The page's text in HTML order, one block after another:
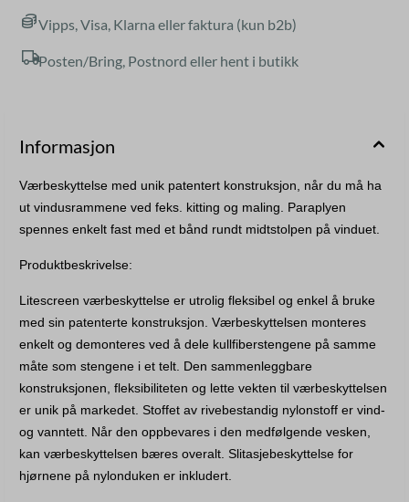
cm eller Litescreen kit 215 x 280 cm . Stoff : Rivefast nylon (160
gr/m2) Yttermål :160x210 cm Rek. ytre mål vindusramme 150x200
cm Vekt: 2 kg Dette medfølger: 190 Litescreen Produktark 4
kullfiberstenger DAC DA17 4 gummiføtter 4 slitasjebeskyttere 1
Vipps, Visa, Klarna eller faktura (kun b2b)
Posten/Bring, Postnord eller hent i butikk
Informasjon
Værbeskyttelse med unik patentert konstruksjon, når du må ha
ut vindusrammene ved feks. kitting og maling. Paraplyen
spennes enkelt fast med et bånd rundt midtstolpen på vinduet.
Produktbeskrivelse:
Litescreen værbeskyttelse er utrolig fleksibel og enkel å bruke
med sin patenterte konstruksjon. Værbeskyttelsen monteres
enkelt og demonteres ved å dele kullfiberstengene på samme
måte som stengene i et telt. Den sammenleggbare
konstruksjonen, fleksibiliteten og lette vekten til værbeskyttelsen
er unik på markedet. Stoffet av rivebestandig nylonstoff er vind-
og vanntett. Når den oppbevares i den medfølgende vesken,
kan værbeskyttelsen bæres overalt. Slitasjebeskyttelse for
hjørnene på nylonduken er inkludert.